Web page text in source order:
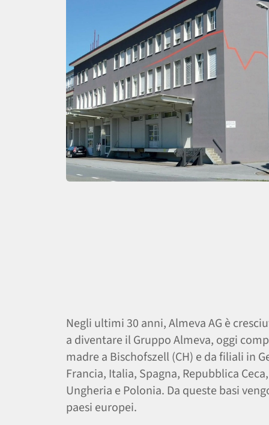
Negli ultimi 30 anni, Almeva AG è
a diventare il Gruppo Almeva, oggi
madre a Bischofszell (CH) e da filiali in
Francia, Italia, Spagna, Repubblica
Ungheria e Polonia. Da queste basi
paesi europei.